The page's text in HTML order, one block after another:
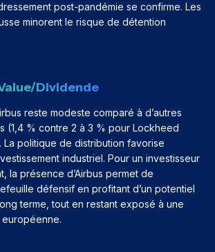
post-pandémie se confirme. Les
minorent le risque de détention
dividende
reste modeste comparé à d’autres
(1,4 % contre 2 à 3 % pour Lockheed
La politique de distribution favorise
industriel. Pour un investisseur
la présence d’Airbus permet de
défensif en profitant d’un potentiel
terme, tout en restant exposé à une